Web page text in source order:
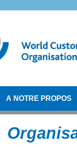
A NOTRE PROPOS